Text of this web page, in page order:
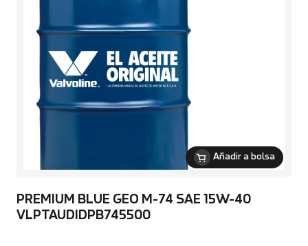
Añadir a bolsa
PREMIUM BLUE GEO M-74 SAE 15W-40
VLPTAUDIDPB745500